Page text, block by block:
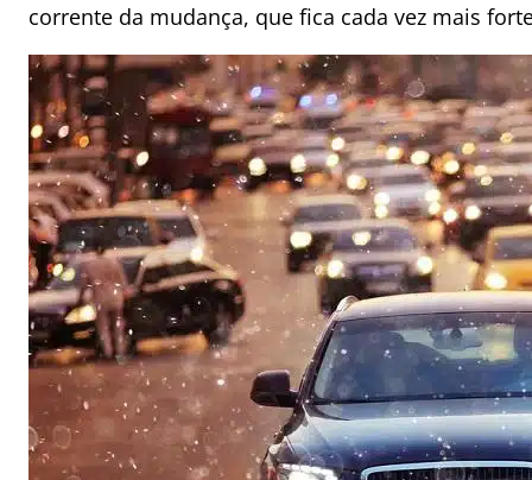
corrente da mudança, que fica cada vez mais